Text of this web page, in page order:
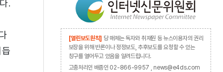
.
[열린보도원칙] 당 매체는 독자와 취재원 등 뉴스이용자의 권리
보장을 위해 반론이나 정정보도, 추후보도를 요청할 수 있는
창구를 열어두고 있음을 알려드립니다.
고충처리인 배종인 02-866-9957 , news@e4ds.com